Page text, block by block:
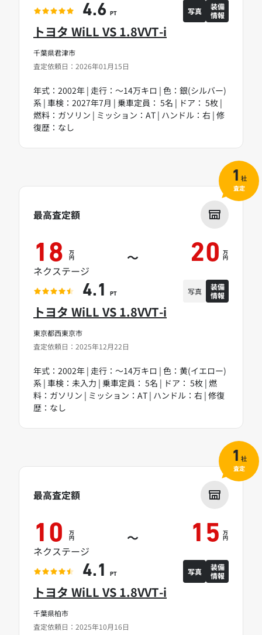
千葉県君津市
査定依頼日：2026年01月15日
トヨタ WiLL VS 1.8VVT-i
年式：2002年 | 走行：～14万キロ | 色：銀(シルバー)
系 | 車検：2027年7月 | 乗車定員： 5名 | ドア： 5枚 |
燃料：ガソリン | ミッション：AT | ハンドル：右 | 修
復歴：なし
4.6 PT 写真
装備
情報
東京都西東京市
査定依頼日：2025年12月22日
トヨタ WiLL VS 1.8VVT-i
年式：2002年 | 走行：～14万キロ | 色：黄(イエロー)
系 | 車検：未入力 | 乗車定員： 5名 | ドア： 5枚 | 燃
料：ガソリン | ミッション：AT | ハンドル：右 | 修復
歴：なし
最高査定額
18 万
円 ～ 20 万
円
ネクステージ
4.1 PT 写真
装備
情報
1 社
査定
千葉県柏市
査定依頼日：2025年10月16日
トヨタ WiLL VS 1.8VVT-i
最高査定額
10 万
円 ～ 15 万
円
ネクステージ
4.1 PT 写真
装備
情報
1 社
査定